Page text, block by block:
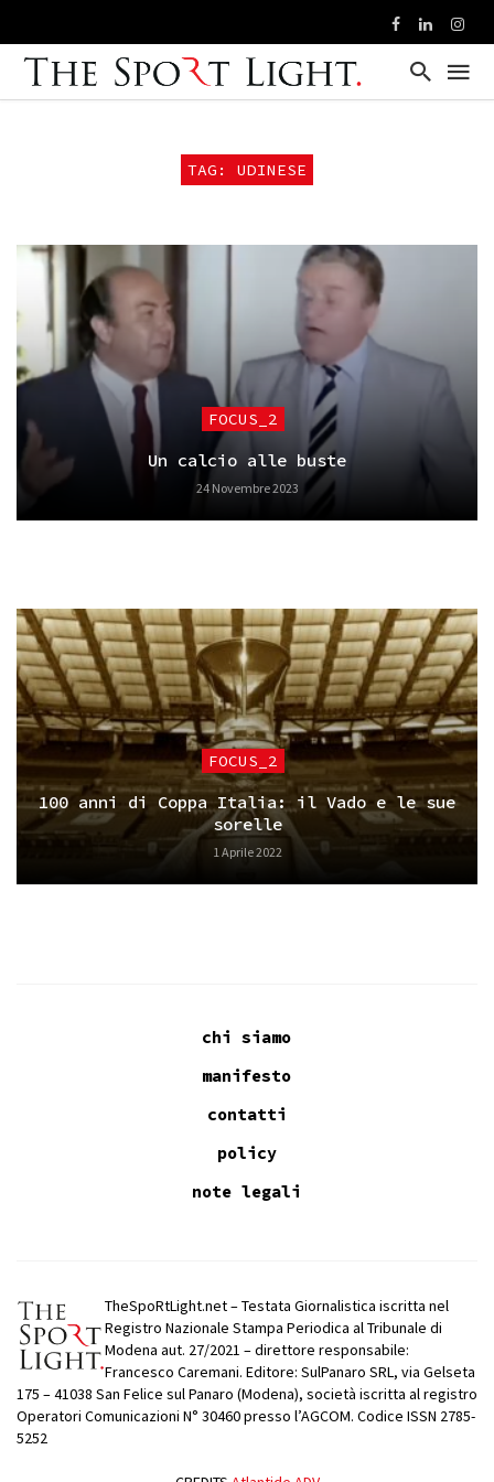
TAG: UDINESE
FOCUS_2
Un calcio alle buste
24 Novembre 2023
FOCUS_2
100 anni di Coppa Italia: il Vado e le sue
sorelle
1 Aprile 2022
chi siamo
manifesto
contatti
policy
note legali
TheSpoRtLight.net – Testata Giornalistica iscritta nel
Registro Nazionale Stampa Periodica al Tribunale di
Modena aut. 27/2021 – direttore responsabile:
Francesco Caremani. Editore: SulPanaro SRL, via Gelseta
175 – 41038 San Felice sul Panaro (Modena), società iscritta al registro
Operatori Comunicazioni N° 30460 presso l’AGCOM. Codice ISSN 2785-
5252